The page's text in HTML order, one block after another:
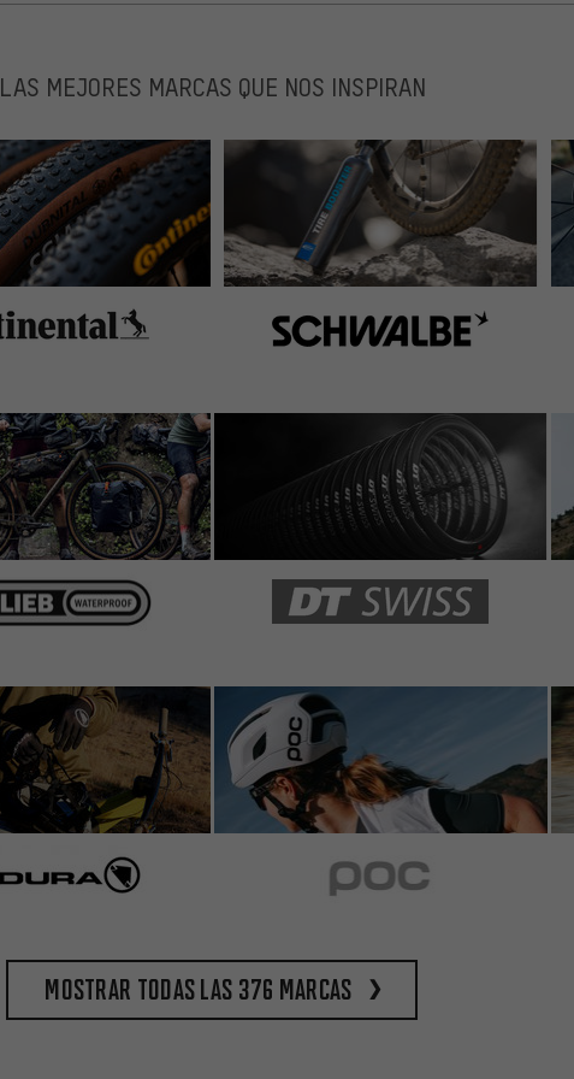
LAS MEJORES MARCAS QUE NOS INSPIRAN
Mostrar todas las 376 marcas